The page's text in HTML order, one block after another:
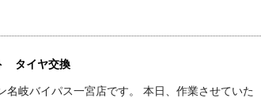
タイヤ交換
名岐バイパス一宮店です。 本日、作業させていた